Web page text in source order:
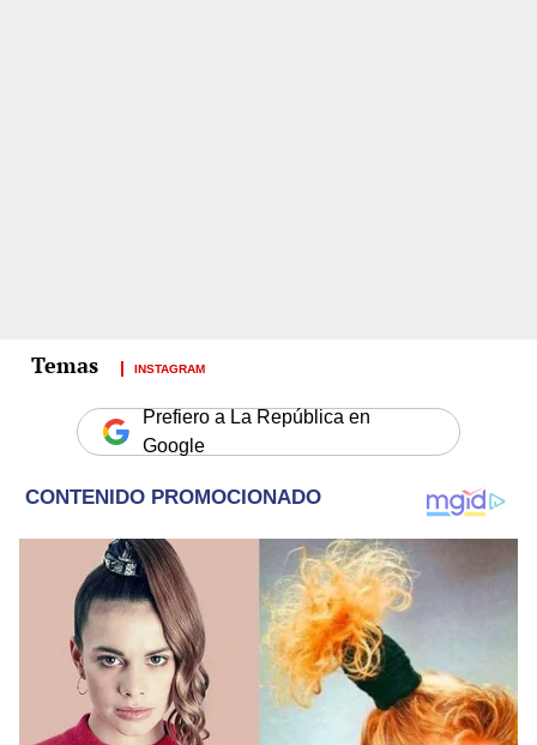
INSTAGRAM
Prefiero a La República en
Google